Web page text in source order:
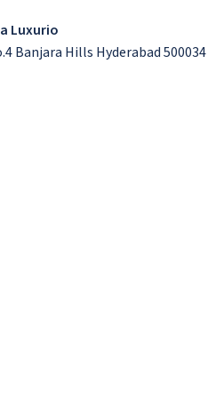
Luxurio
Banjara Hills Hyderabad